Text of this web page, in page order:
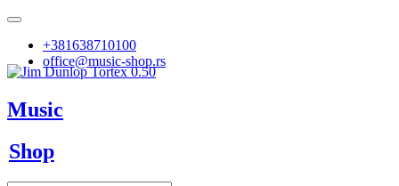
+381638710100
office@music-shop.rs
Music
Shop